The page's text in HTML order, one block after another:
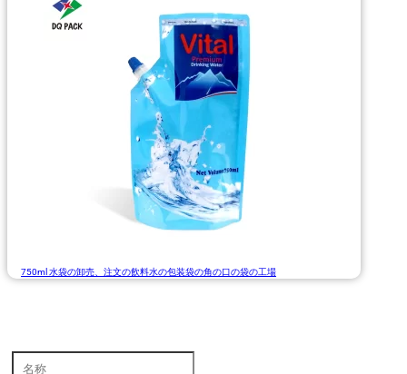
750ml 水袋の卸売、注文の飲料水の包装袋の角の口の袋の工場